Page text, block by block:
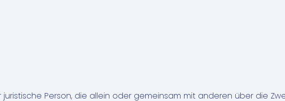
Person, die allein oder gemeinsam mit anderen über die